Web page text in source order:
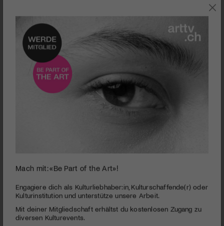
seconds
minutes,
30
seconds
Interview in Buenos Aires | Fernand Melgar
PUBLIZIERT AM 4. MAI 2012
Das «Buenos Aires Festival Internacional de Cine
Independiente»BAFICI
Mach mit: «Be Part of the Art»!
Engagiere dich als Kulturliebhaber:in, Kulturschaffende(r) oder
Kulturinstitution und unterstütze unsere Arbeit.
Mit deiner Mitgliedschaft erhältst du kostenlosen Zugang zu
diversen Kulturevents.